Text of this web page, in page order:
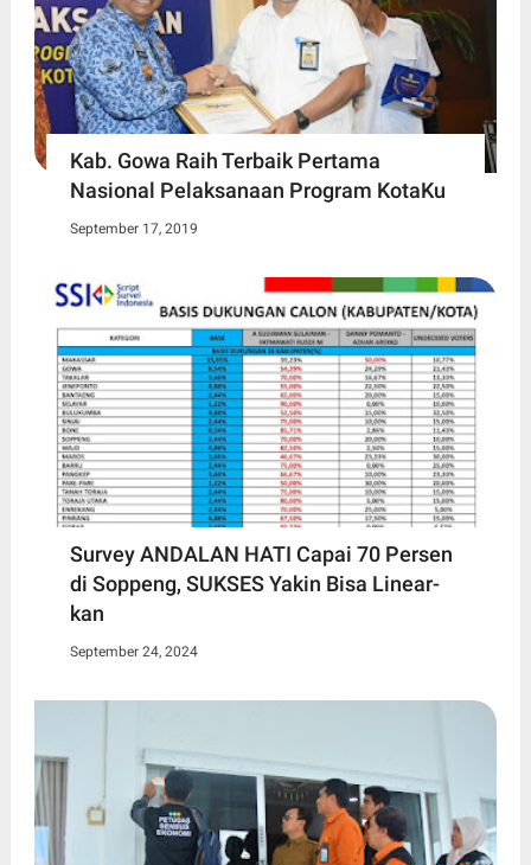
Kab. Gowa Raih Terbaik Pertama
Nasional Pelaksanaan Program KotaKu
September 17, 2019
Survey ANDALAN HATI Capai 70 Persen
di Soppeng, SUKSES Yakin Bisa Linear-
kan
September 24, 2024